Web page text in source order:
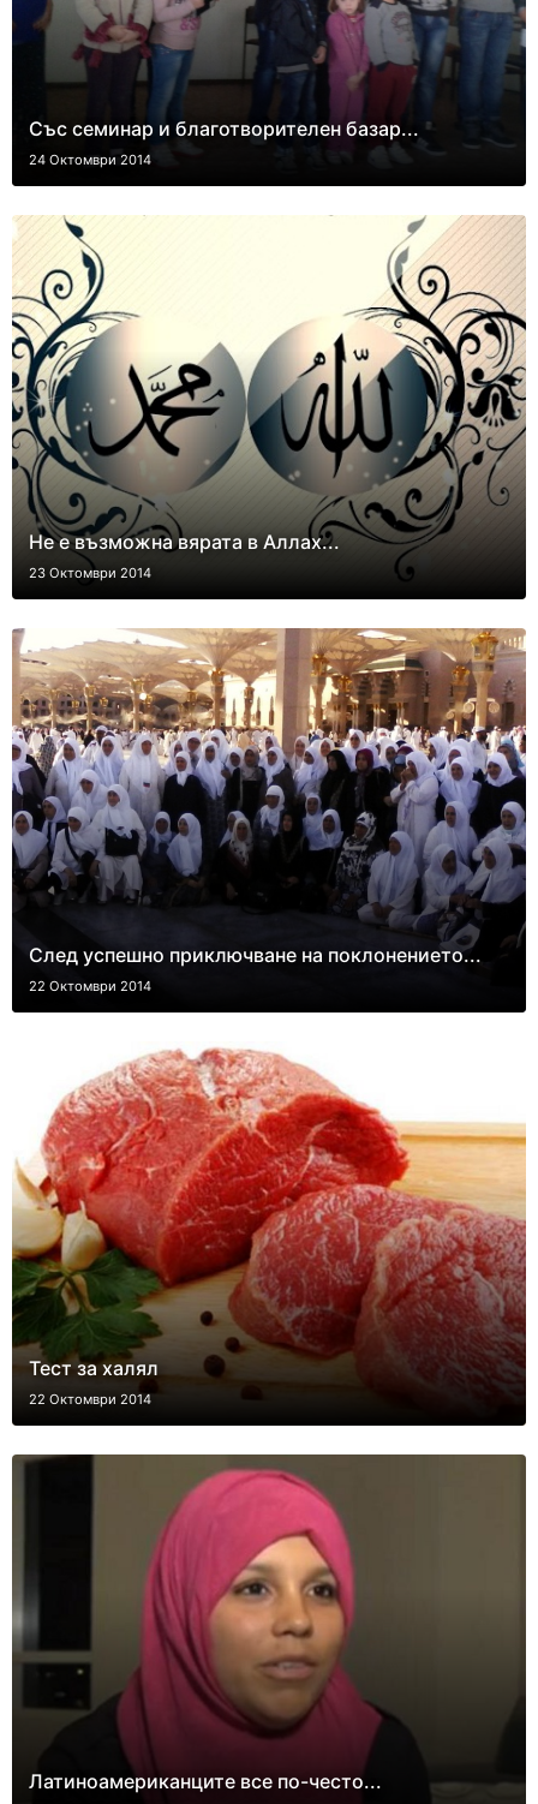
Със семинар и благотворителен базар...
24 Октомври 2014
Не е възможна вярата в Аллах...
23 Октомври 2014
След успешно приключване на поклонението...
22 Октомври 2014
Тест за халял
22 Октомври 2014
Латиноамериканците все по-често...